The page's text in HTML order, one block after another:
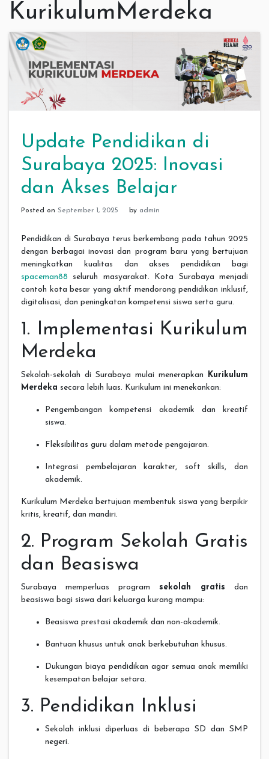
KurikulumMerdeka
Update Pendidikan di
Surabaya 2025: Inovasi
dan Akses Belajar
Posted on September 1, 2025 by admin
Pendidikan di Surabaya terus berkembang pada tahun 2025
dengan berbagai inovasi dan program baru yang bertujuan
meningkatkan kualitas dan akses pendidikan bagi
spaceman88 seluruh masyarakat. Kota Surabaya menjadi
contoh kota besar yang aktif mendorong pendidikan inklusif,
digitalisasi, dan peningkatan kompetensi siswa serta guru.
1. Implementasi Kurikulum
Merdeka
Sekolah-sekolah di Surabaya mulai menerapkan Kurikulum
Merdeka secara lebih luas. Kurikulum ini menekankan:
Pengembangan kompetensi akademik dan kreatif
siswa.
Fleksibilitas guru dalam metode pengajaran.
Integrasi pembelajaran karakter, soft skills, dan
akademik.
Kurikulum Merdeka bertujuan membentuk siswa yang berpikir
kritis, kreatif, dan mandiri.
2. Program Sekolah Gratis
dan Beasiswa
Surabaya memperluas program sekolah gratis dan
beasiswa bagi siswa dari keluarga kurang mampu:
Beasiswa prestasi akademik dan non-akademik.
Bantuan khusus untuk anak berkebutuhan khusus.
Dukungan biaya pendidikan agar semua anak memiliki
kesempatan belajar setara.
3. Pendidikan Inklusi
Sekolah inklusi diperluas di beberapa SD dan SMP
negeri.